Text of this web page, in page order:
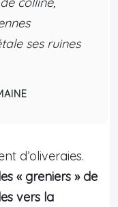
ses ruines
d’oliveraies.
« greniers » de
vers la